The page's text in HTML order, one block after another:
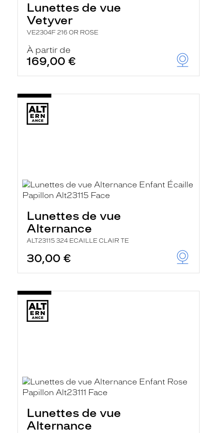
Lunettes de vue
Vetyver
VE2304F 216 OR ROSE
À partir de
169,00 €
Lunettes de vue
Alternance
ALT23115 324 ECAILLE CLAIR TE
30,00 €
Lunettes de vue
Alternance